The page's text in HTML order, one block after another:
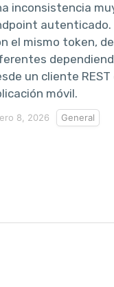
inconsistencia
autenticado.
el mismo token,
un cliente
móvil.
8, 2026 General